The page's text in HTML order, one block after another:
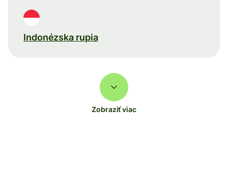
Indonézska rupia
Zobraziť viac